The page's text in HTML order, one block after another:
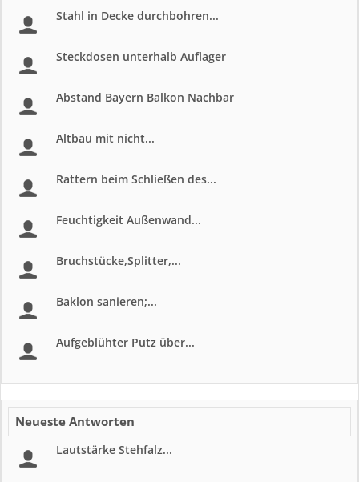
Stahl in Decke durchbohren...
Steckdosen unterhalb Auflager
Abstand Bayern Balkon Nachbar
Altbau mit nicht...
Rattern beim Schließen des...
Feuchtigkeit Außenwand...
Bruchstücke,Splitter,...
Baklon sanieren;...
Aufgeblühter Putz über...
Neueste Antworten
Lautstärke Stehfalz...